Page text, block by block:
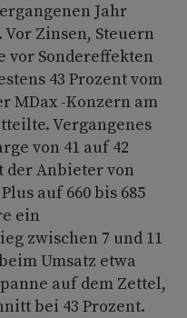
Jahr
Zinsen, Steuern
vor Sondereffekten
43 Prozent vom
MDax -Konzern am
Vergangenes
von 41 auf 42
der Anbieter von
auf 660 bis 685
ein
zwischen 7 und 11
Umsatz etwa
auf dem Zettel,
bei 43 Prozent.